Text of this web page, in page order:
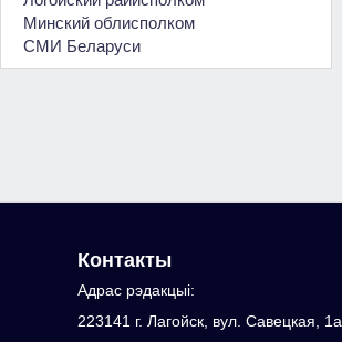
Минский облисполком
СМИ Беларуси
Контакты
Адрас рэдакцыi:
223141 г. Лагойск, вул. Савецкая, 1а